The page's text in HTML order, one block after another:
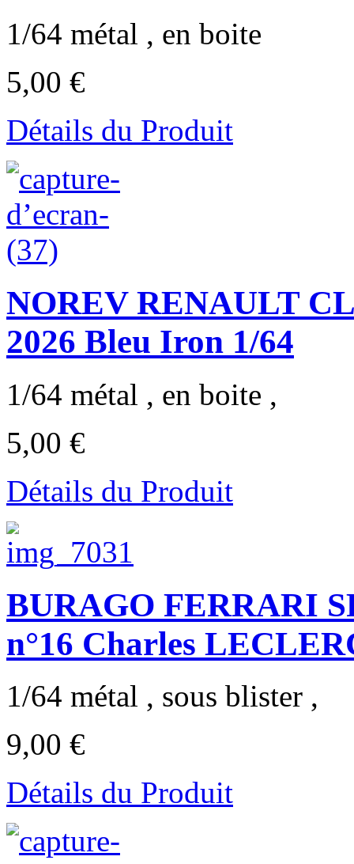
1/64 métal , en boite
5,00 €
Détails du Produit
NOREV RENAULT
2026 Bleu Iron 1/64
1/64 métal , en boite ,
5,00 €
Détails du Produit
BURAGO FERRARI
n°16 Charles
1/64 métal , sous blister ,
9,00 €
Détails du Produit